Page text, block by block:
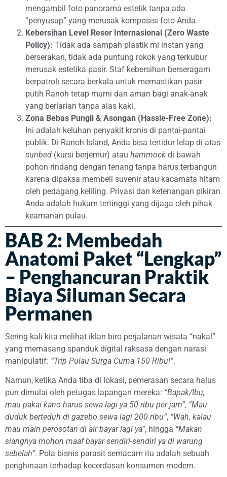
mengambil foto panorama estetik tanpa ada
“penyusup” yang merusak komposisi foto Anda.
Kebersihan Level Resor Internasional (Zero Waste
Policy): Tidak ada sampah plastik mi instan yang
berserakan, tidak ada puntung rokok yang terkubur
merusak estetika pasir. Staf kebersihan berseragam
berpatroli secara berkala untuk memastikan pasir
putih Ranoh tetap murni dan aman bagi anak-anak
yang berlarian tanpa alas kaki.
Zona Bebas Pungli & Asongan (Hassle-Free Zone):
Ini adalah keluhan penyakit kronis di pantai-pantai
publik. Di Ranoh Island, Anda bisa tertidur lelap di atas
sunbed (kursi berjemur) atau hammock di bawah
pohon rindang dengan tenang tanpa harus terbangun
karena dipaksa membeli suvenir atau kacamata hitam
oleh pedagang keliling. Privasi dan ketenangan pikiran
Anda adalah hukum tertinggi yang dijaga oleh pihak
keamanan pulau.
BAB 2: Membedah
Anatomi Paket “Lengkap”
– Penghancuran Praktik
Biaya Siluman Secara
Permanen
Sering kali kita melihat iklan biro perjalanan wisata “nakal”
yang memasang spanduk digital raksasa dengan narasi
manipulatif: “Trip Pulau Surga Cuma 150 Ribu!”.
Namun, ketika Anda tiba di lokasi, pemerasan secara halus
pun dimulai oleh petugas lapangan mereka: “Bapak/Ibu,
mau pakai kano harus sewa lagi ya 50 ribu per jam”, “Mau
duduk berteduh di gazebo sewa lagi 200 ribu”, “Wah, kalau
mau main perosotan di air bayar lagi ya”, hingga “Makan
siangnya mohon maaf bayar sendiri-sendiri ya di warung
sebelah”. Pola bisnis parasit semacam itu adalah sebuah
penghinaan terhadap kecerdasan konsumen modern.